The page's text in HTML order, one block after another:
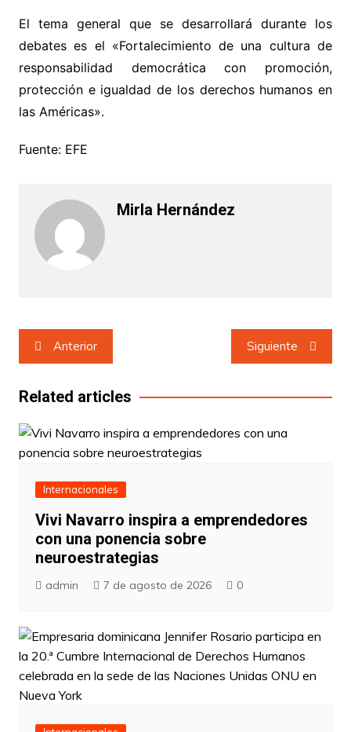
El tema general que se desarrollará durante los
debates es el «Fortalecimiento de una cultura de
responsabilidad democrática con promoción,
protección e igualdad de los derechos humanos en
las Américas».
Fuente: EFE
Mirla Hernández
Navegación
de
entradas
Anterior Siguiente
Related articles
Internacionales
Vivi Navarro inspira a emprendedores
con una ponencia sobre
neuroestrategias
admin 7 de agosto de 2026 0